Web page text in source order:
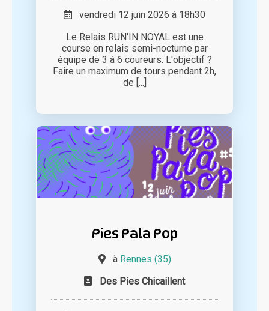
vendredi 12 juin 2026 à 18h30
Le Relais RUN'IN NOYAL est une
course en relais semi-nocturne par
équipe de 3 à 6 coureurs. L'objectif ?
Faire un maximum de tours pendant 2h,
de [...]
Pies Pala Pop
à Rennes (35)
Des Pies Chicaillent